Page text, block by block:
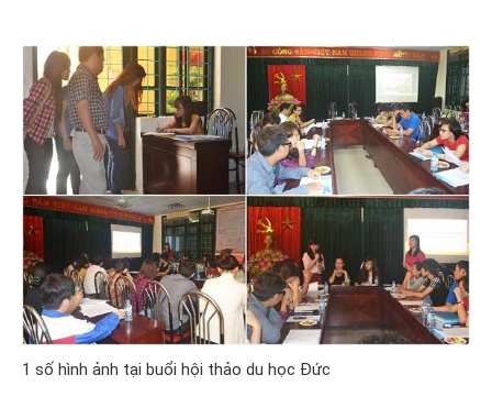
1 số hình ảnh tại buổi hội thảo du học Đức